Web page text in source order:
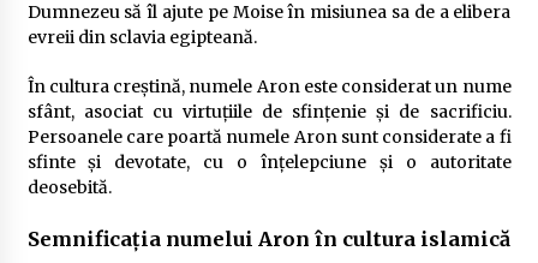
Dumnezeu să îl ajute pe Moise în misiunea sa de a elibera
evreii din sclavia egipteană.
În cultura creștină, numele Aron este considerat un nume
sfânt, asociat cu virtuțiile de sfințenie și de sacrificiu.
Persoanele care poartă numele Aron sunt considerate a fi
sfinte și devotate, cu o înțelepciune și o autoritate
deosebită.
Semnificația numelui Aron în cultura islamică